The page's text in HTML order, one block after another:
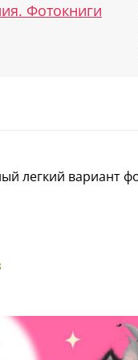
Фотокниги
легкий вариант